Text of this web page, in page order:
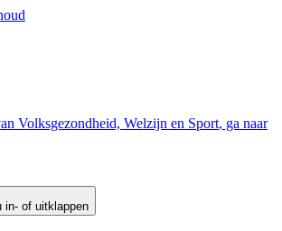
Volksgezondheid, Welzijn en Sport, ga naar
in- of uitklappen